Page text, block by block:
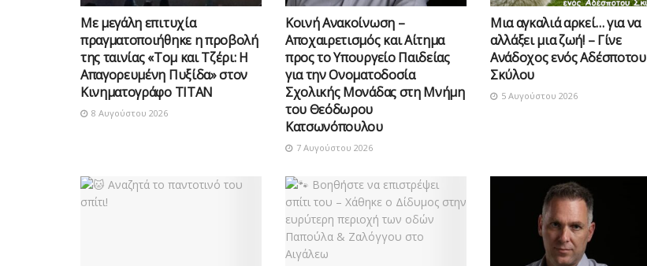
Με μεγάλη επιτυχία
πραγματοποιήθηκε η προβολή
της ταινίας «Τομ και Τζέρι: Η
Απαγορευμένη Πυξίδα» στον
Κινηματογράφο ΤΙΤΑΝ
8 Αυγούστου 2026
Κοινή Ανακοίνωση –
Αποχαιρετισμός και Αίτημα
προς το Υπουργείο Παιδείας
για την Ονοματοδοσία
Σχολικής Μονάδας στη Μνήμη
του Θεόδωρου
Κατσωνόπουλου
7 Αυγούστου 2026
Μια αγκαλιά αρκεί… για να
αλλάξει μια ζωή! – Γίνε
Ανάδοχος ενός Αδέσποτου
Σκύλου
5 Αυγούστου 2026